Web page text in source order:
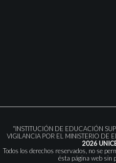
“INSTITUCIÓN DE EDUCACIÓN
VIGILANCIA POR EL MINISTERIO DE
2026
Todos los derechos reservados, no se
ésta página web sin